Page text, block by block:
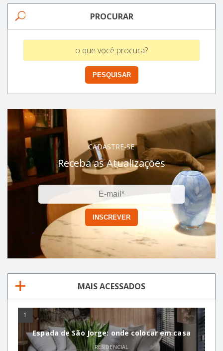
PROCURAR
CADASTRE-SE
Receba as Atualizações
MAIS ACESSADOS
1
Espada de São Jorge: onde colocar em casa
RESIDENCIAL